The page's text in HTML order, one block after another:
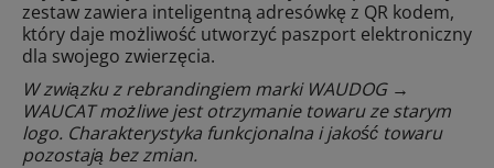
zestaw zawiera inteligentną adresówkę z QR kodem,
który daje możliwość utworzyć paszport elektroniczny
dla swojego zwierzęcia.
W związku z rebrandingiem marki WAUDOG →
WAUCAT możliwe jest otrzymanie towaru ze starym
logo. Charakterystyka funkcjonalna i jakość towaru
pozostają bez zmian.